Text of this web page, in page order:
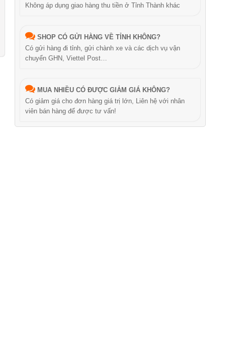
Không áp dụng giao hàng thu tiền ở Tỉnh Thành khác
SHOP CÓ GỬI HÀNG VỀ TỈNH KHÔNG?
Có gửi hàng đi tỉnh, gửi chành xe và các dịch vụ vận
chuyển GHN, Viettel Post…
MUA NHIỀU CÓ ĐƯỢC GIẢM GIÁ KHÔNG?
Có giảm giá cho đơn hàng giá trị lớn, Liên hệ với nhân
viên bán hàng để được tư vấn!